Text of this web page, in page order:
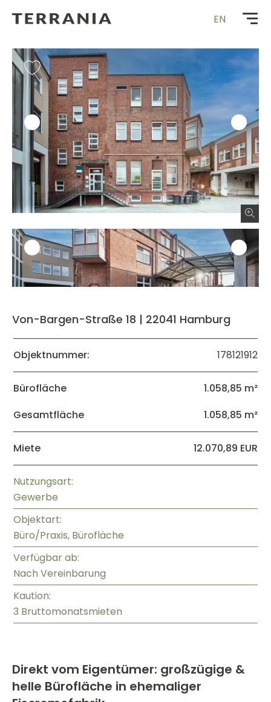
Zur
EN
Von-Bargen-Straße 18 | 22041 Hamburg
Objektnummer: 178121912
Bürofläche
1.058,85 m²
Gesamtfläche
1.058,85 m²
Miete 12.070,89 EUR
Nutzungsart:
Gewerbe
Objektart:
Büro/Praxis, Bürofläche
Verfügbar ab:
Nach Vereinbarung
Kaution:
3 Bruttomonatsmieten
Direkt vom Eigentümer: großzügige &
helle Bürofläche in ehemaliger